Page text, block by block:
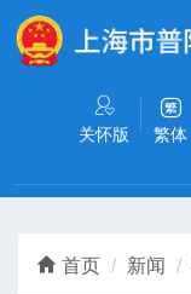
无障碍操作说明
关怀版 繁体
首页 新闻